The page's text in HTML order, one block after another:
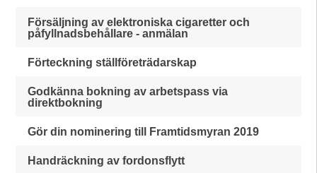
Försäljning av elektroniska cigaretter och
påfyllnadsbehållare - anmälan
Förteckning ställföreträdarskap
Godkänna bokning av arbetspass via
direktbokning
Gör din nominering till Framtidsmyran 2019
Handräckning av fordonsflytt